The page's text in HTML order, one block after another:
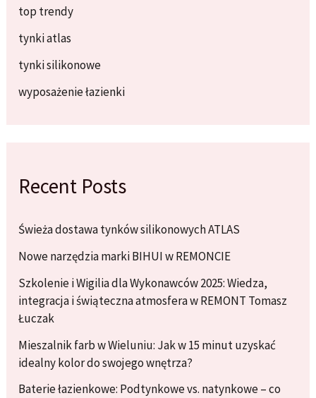
top trendy
tynki atlas
tynki silikonowe
wyposażenie łazienki
Recent Posts
Świeża dostawa tynków silikonowych ATLAS
Nowe narzędzia marki BIHUI w REMONCIE
Szkolenie i Wigilia dla Wykonawców 2025: Wiedza,
integracja i świąteczna atmosfera w REMONT Tomasz
Łuczak
Mieszalnik farb w Wieluniu: Jak w 15 minut uzyskać
idealny kolor do swojego wnętrza?
Baterie łazienkowe: Podtynkowe vs. natynkowe – co